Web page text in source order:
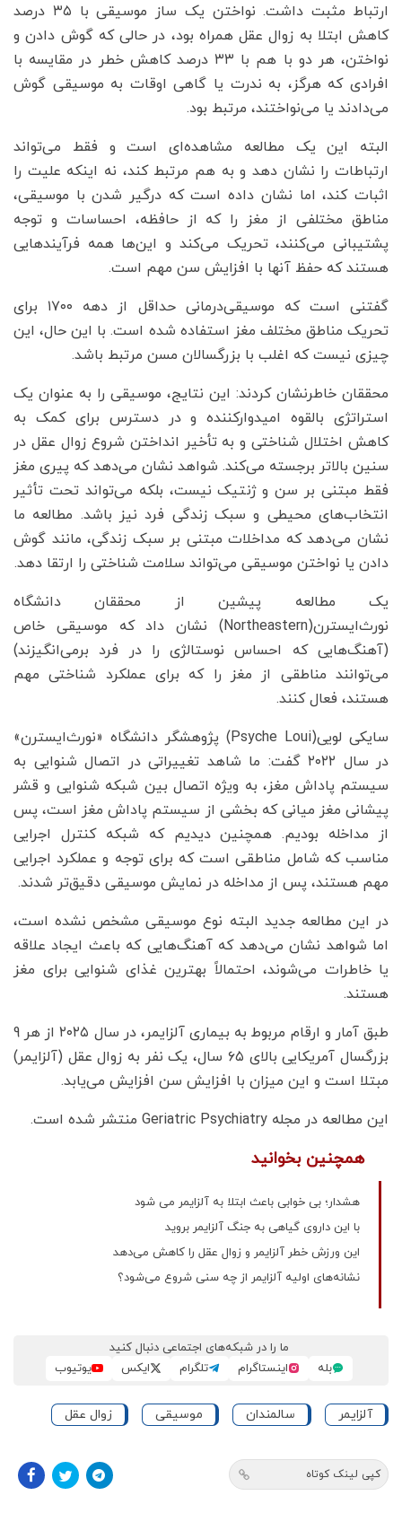
ارتباط مثبت داشت. نواختن یک ساز موسیقی با ۳۵ درصد
کاهش ابتلا به زوال عقل همراه بود، در حالی که گوش دادن و
نواختن، هر دو با هم با ۳۳ درصد کاهش خطر در مقایسه با
افرادی که هرگز، به ندرت یا گاهی اوقات به موسیقی گوش
می‌دادند یا می‌نواختند، مرتبط بود.
البته این یک مطالعه مشاهده‌ای است و فقط می‌تواند
ارتباطات را نشان دهد و به هم مرتبط کند، نه اینکه علیت را
اثبات کند، اما نشان داده است که درگیر شدن با موسیقی،
مناطق مختلفی از مغز را که از حافظه، احساسات و توجه
پشتیبانی می‌کنند، تحریک می‌کند و این‌ها همه فرآیندهایی
هستند که حفظ آنها با افزایش سن مهم است.
گفتنی است که موسیقی‌درمانی حداقل از دهه ۱۷۰۰ برای
تحریک مناطق مختلف مغز استفاده شده است. با این حال، این
چیزی نیست که اغلب با بزرگسالان مسن مرتبط باشد.
محققان خاطرنشان کردند: این نتایج، موسیقی را به عنوان یک
استراتژی بالقوه امیدوارکننده و در دسترس برای کمک به
کاهش اختلال شناختی و به تأخیر انداختن شروع زوال عقل در
سنین بالاتر برجسته می‌کند. شواهد نشان می‌دهد که پیری مغز
فقط مبتنی بر سن و ژنتیک نیست، بلکه می‌تواند تحت تأثیر
انتخاب‌های محیطی و سبک زندگی فرد نیز باشد. مطالعه ما
نشان می‌دهد که مداخلات مبتنی بر سبک زندگی، مانند گوش
دادن یا نواختن موسیقی می‌تواند سلامت شناختی را ارتقا دهد.
یک مطالعه پیشین از محققان دانشگاه
نورث‌ایسترن(Northeastern) نشان داد که موسیقی خاص
(آهنگ‌هایی که احساس نوستالژی را در فرد برمی‌انگیزند)
می‌توانند مناطقی از مغز را که برای عملکرد شناختی مهم
هستند، فعال کنند.
سایکی لویی(Psyche Loui) پژوهشگر دانشگاه «نورث‌ایسترن»
در سال ۲۰۲۲ گفت: ما شاهد تغییراتی در اتصال شنوایی به
سیستم پاداش مغز، به ویژه اتصال بین شبکه شنوایی و قشر
پیشانی مغز میانی که بخشی از سیستم پاداش مغز است، پس
از مداخله بودیم. همچنین دیدیم که شبکه کنترل اجرایی
مناسب که شامل مناطقی است که برای توجه و عملکرد اجرایی
مهم هستند، پس از مداخله در نمایش موسیقی دقیق‌تر شدند.
در این مطالعه جدید البته نوع موسیقی مشخص نشده است،
اما شواهد نشان می‌دهد که آهنگ‌هایی که باعث ایجاد علاقه
یا خاطرات می‌شوند، احتمالاً بهترین غذای شنوایی برای مغز
هستند.
طبق آمار و ارقام مربوط به بیماری آلزایمر، در سال ۲۰۲۵ از هر 9
بزرگسال آمریکایی بالای ۶۵ سال، یک نفر به زوال عقل (آلزایمر)
مبتلا است و این میزان با افزایش سن افزایش می‌یابد.
این مطالعه در مجله Geriatric Psychiatry منتشر شده است.
همچنین بخوانید
هشدار؛ بی خوابی باعث ابتلا به آلزایمر می شود
با این داروی گیاهی به جنگ آلزایمر بروید
این ورزش خطر آلزایمر و زوال عقل را کاهش می‌دهد
نشانه‌های اولیه آلزایمر از چه سنی شروع می‌شود؟
ما را در شبکه‌های اجتماعی دنبال کنید
بله
اینستاگرام تلگرام ایکس یوتیوب
آلزایمر سالمندان موسیقی زوال عقل
کپی لینک کوتاه